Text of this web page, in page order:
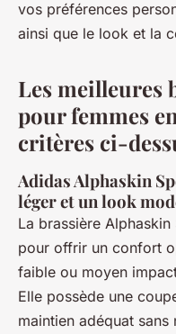
vos préférences
ainsi que le look et la
Les meilleures
pour femmes
critères ci-
Adidas Alphaskin
léger et un look
La brassière
pour offrir un confort
faible ou moyen
Elle possède une
maintien adéquat